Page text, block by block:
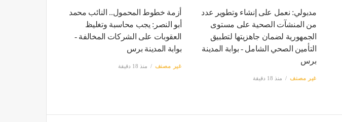
مدبولي: نعمل على إنشاء وتطوير عدد
من المنشآت الصحية على مستوى
الجمهورية لضمان جاهزيتها لتطبيق
التأمين الصحي الشامل - بوابة المدينة
برس
غير مصنف منذ 18 دقيقة
أزمة خطوط المحمول.. النائب محمد
أبو النصر: يجب محاسبة وتغليظ
العقوبات على الشركات المخالفة -
بوابة المدينة برس
غير مصنف منذ 18 دقيقة